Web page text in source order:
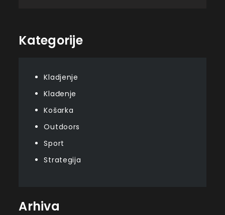
Kategorije
Kladjenje
Klađenje
Košarka
Outdoors
Sport
Strategija
Arhiva